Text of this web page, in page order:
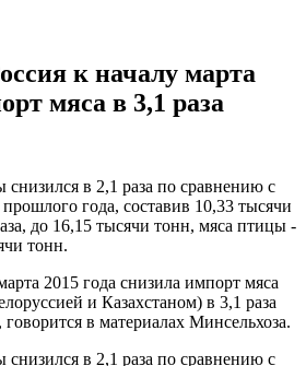
к началу марта
мяса в 3,1 раза
снизился в 2,1 раза по сравнению с
года, составив 10,33 тысячи
до 16,15 тысячи тонн, мяса птицы -
тонн.
2015 года снизила импорт мяса
и Казахстаном) в 3,1 раза
в материалах Минсельхоза.
снизился в 2,1 раза по сравнению с